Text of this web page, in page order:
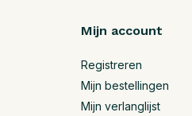
Mijn account
Registreren
Mijn bestellingen
Mijn verlanglijst